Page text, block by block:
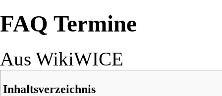
FAQ Termine
Aus WikiWICE
Inhaltsverzeichnis